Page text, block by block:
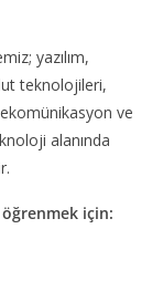
yazılım,
teknolojileri,
ve
alanında
için: